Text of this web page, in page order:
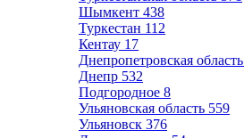
Шымкент 438
Туркестан 112
Кентау 17
Днепропетровская область
Днепр 532
Подгородное 8
Ульяновская область 559
Ульяновск 376